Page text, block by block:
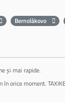
Bernolákovo
și mai rapide.
orice moment.